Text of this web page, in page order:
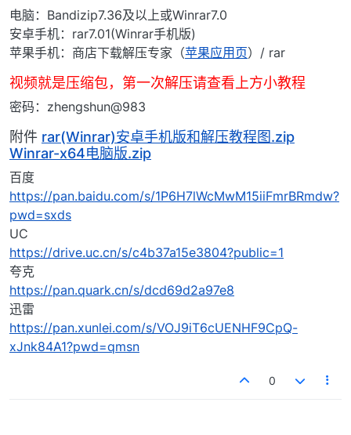
电脑：Bandizip7.36及以上或Winrar7.0
安卓手机：rar7.01(Winrar手机版)
苹果手机：商店下载解压专家（苹果应用页）/ rar
视频就是压缩包，第一次解压请查看上方小教程
密码：zhengshun@983
附件 rar(Winrar)安卓手机版和解压教程图.zip
Winrar-x64电脑版.zip
百度
https://pan.baidu.com/s/1P6H7lWcMwM15iiFmrBRmdw?
pwd=sxds
UC
https://drive.uc.cn/s/c4b37a15e3804?public=1
夸克
https://pan.quark.cn/s/dcd69d2a97e8
迅雷
https://pan.xunlei.com/s/VOJ9iT6cUENHF9CpQ-
xJnk84A1?pwd=qmsn
0